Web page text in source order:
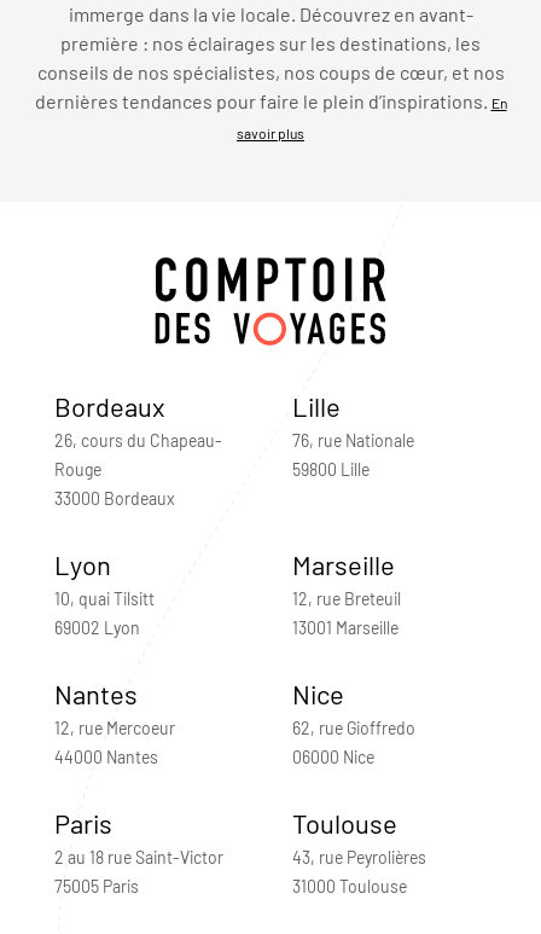
immerge dans la vie locale. Découvrez en avant-
première : nos éclairages sur les destinations, les
conseils de nos spécialistes, nos coups de cœur, et nos
dernières tendances pour faire le plein d’inspirations.
En
savoir plus
Bordeaux
26, cours du Chapeau-
Rouge
33000 Bordeaux
Lille
76, rue Nationale
59800 Lille
Lyon
10, quai Tilsitt
69002 Lyon
Marseille
12, rue Breteuil
13001 Marseille
Nantes
12, rue Mercoeur
44000 Nantes
Nice
62, rue Gioffredo
06000 Nice
Paris
2 au 18 rue Saint-Victor
75005 Paris
Toulouse
43, rue Peyrolières
31000 Toulouse